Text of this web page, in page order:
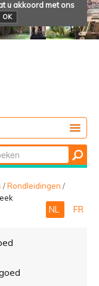
u akkoord met ons
OK
/Rondleidingen /
NL FR